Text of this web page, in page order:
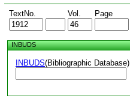
TextNo. Vol. Page
INBUDS
INBUDS(Bibliographic Database)